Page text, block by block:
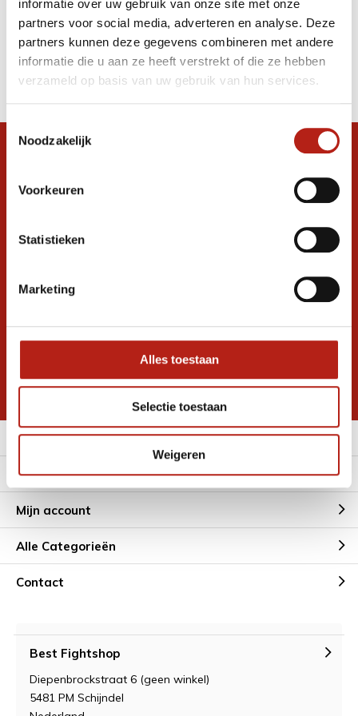
informatie over uw gebruik van onze site met onze
partners voor social media, adverteren en analyse. Deze
partners kunnen deze gegevens combineren met andere
informatie die u aan ze heeft verstrekt of die ze hebben
verzameld op basis van uw gebruik van hun services.
Toestemmingsselectie
Noodzakelijk
Voorkeuren
Statistieken
Marketing
Alles toestaan
Selectie toestaan
Weigeren
2016
Producten
Filter
Stel je vraag in de chat, en we helpen je
graag verder. 24/7
Volg ons
promoties
* Lees hier de wettelijke beperkingen
Meer informatie
Klantenservice
Mijn account
Alle Categorieën
Contact
Best Fightshop
Diepenbrockstraat 6 (geen winkel)
5481 PM Schijndel